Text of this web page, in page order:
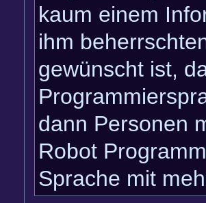
kaum einem
ihm
gewünscht ist,
dann Personen
Robot
Sprache mit